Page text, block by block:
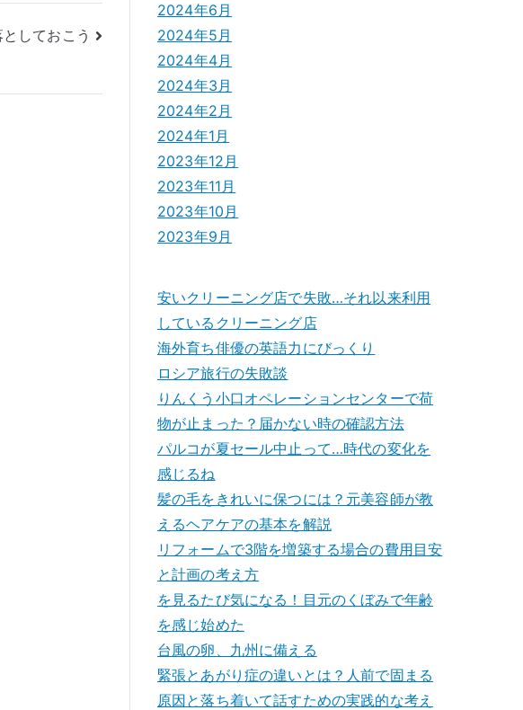
しておこう
2024年6月
2024年5月
2024年4月
2024年3月
2024年2月
2024年1月
2023年12月
2023年11月
2023年10月
2023年9月
安いクリーニング店で失敗…それ以来利用
しているクリーニング店
海外育ち俳優の英語力にびっくり
ロシア旅行の失敗談
りんくう小口オペレーションセンターで荷
物が止まった？届かない時の確認方法
パルコが夏セール中止って…時代の変化を
感じるね
髪の毛をきれいに保つには？元美容師が教
えるヘアケアの基本を解説
リフォームで3階を増築する場合の費用目安
と計画の考え方
を見るたび気になる！目元のくぼみで年齢
を感じ始めた
台風の卵、九州に備える
緊張とあがり症の違いとは？人前で固まる
原因と落ち着いて話すための実践的な考え